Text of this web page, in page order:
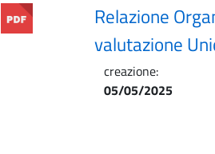
Relazione
valutazione
creazione:
05/05/2025